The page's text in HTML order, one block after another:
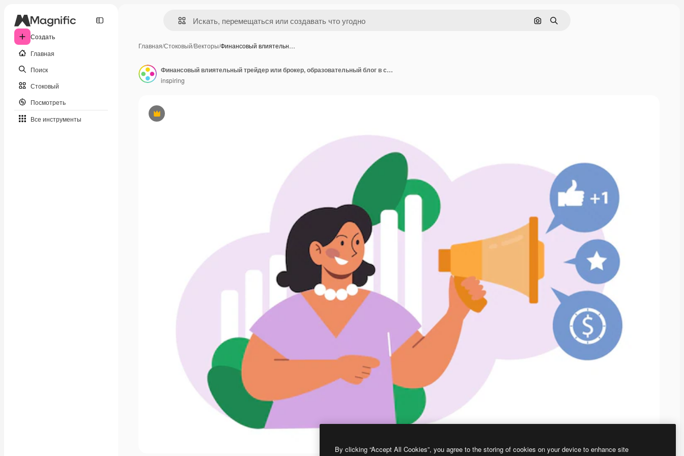
Создать
Главная
Поиск
Стоковый
Посмотреть
Все инструменты
Поиск по изображению
Поиск
Главная/Стоковый/Векторы/Финансовый влиятельн…
Премиум
Финансовый влиятельный трейдер или брокер, образовательный блог в социальных сетях
inspiring
By clicking “Accept All Cookies”, you agree to the storing of cookies on your device to enhance site